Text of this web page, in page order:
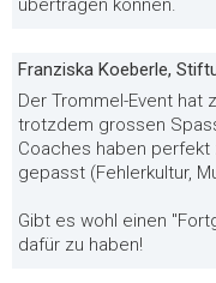
übertragen können.
Franziska Koeberle,
Der Trommel-Event hat
trotzdem grossen
Coaches haben perfekt
gepasst (Fehlerkultur,
Gibt es wohl einen
dafür zu haben!